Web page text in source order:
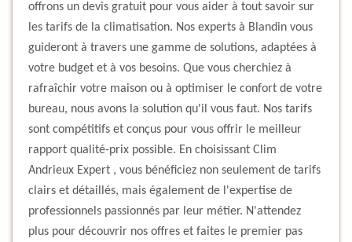
offrons un devis gratuit pour vous aider à tout savoir sur
les tarifs de la climatisation. Nos experts à Blandin vous
guideront à travers une gamme de solutions, adaptées à
votre budget et à vos besoins. Que vous cherchiez à
rafraîchir votre maison ou à optimiser le confort de votre
bureau, nous avons la solution qu'il vous faut. Nos tarifs
sont compétitifs et conçus pour vous offrir le meilleur
rapport qualité-prix possible. En choisissant Clim
Andrieux Expert , vous bénéficiez non seulement de tarifs
clairs et détaillés, mais également de l'expertise de
professionnels passionnés par leur métier. N'attendez
plus pour découvrir nos offres et faites le premier pas